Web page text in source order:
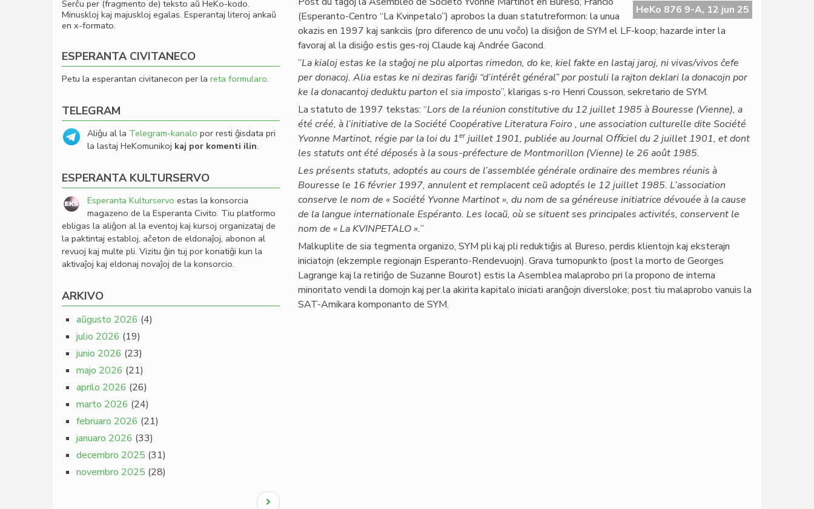
HeKo 876 9-A, 12 jun 25
(Esperanto-Centro “La Kvinpetalo”) aprobos la duan statutreformon: la unua
okazis en 1997 kaj sankciis (pro diferenco de unu voĉo) la disiĝon de SYM el LF-koop; hazarde inter la
favoraj al la disiĝo estis ges-roj Claude kaj Andrée Gacond.
”La kialoj estas ke la staĝoj ne plu alportas rimedon, do ke, kiel fakte en lastaj jaroj, ni vivas/vivos ĉefe
per donacoj. Alia estas ke ni deziras fariĝi “d’intérêt général” por postuli la rajton deklari la donacojn por
ke la donacantoj deduktu parton el sia imposto”, klarigas s-ro Henri Cousson, sekretario de SYM.
La statuto de 1997 tekstas: “Lors de la réunion constitutive du 12 juillet 1985 à Bouresse (Vienne), a
été créé, à l’initiative de la Société Coopérative Literatura Foiro , une association culturelle dite Société
Yvonne Martinot, régie par la loi du 1erjuillet 1901, publiée au Journal Oﬃciel du 2 juillet 1901, et dont
les statuts ont été déposés à la sous-préfecture de Montmorillon (Vienne) le 26 août 1985.
Les présents statuts, adoptés au cours de l’assemblée générale ordinaire des membres réunis à
Bouresse le 16 février 1997, annulent et remplacent ceŭ adoptés le 12 juillet 1985. L’association
conserve le nom de « Société Yvonne Martinot », du nom de sa généreuse initiatrice dévouée à la cause
de la langue internationale Espéranto. Les locaŭ, où se situent ses principales activités, conservent le
nom de « La KVINPETALO ».”
Malkuplite de sia tegmenta organizo, SYM pli kaj pli reduktiĝis al Bureso, perdis klientojn kaj eksterajn
iniciatojn (ekzemple regionajn Esperanto-Rendevuojn). Grava turnopunkto (post la morto de Georges
Lagrange kaj la retiriĝo de Suzanne Bourot) estis la Asemblea malaprobo pri la propono de interna
minoritato vendi la domojn kaj per la akirita kapitalo iniciati aranĝojn diversloke; post tiu malaprobo vanuis la
SAT-Amikara komponanto de SYM.
Serĉu per (fragmento de) teksto aŭ HeKo-kodo.
Minuskloj kaj majuskloj egalas. Esperantaj literoj ankaŭ
en x-formato.
ESPERANTA CIVITANECO
Petu la esperantan civitanecon per la reta formularo.
TELEGRAM
Aliĝu al la Telegram-kanalo por resti ĝisdata pri
la lastaj HeKomunikoj kaj por komenti ilin.
ESPERANTA KULTURSERVO
Esperanta Kulturservo estas la konsorcia
magazeno de la Esperanta Civito. Tiu platformo
ebligas la aliĝon al la eventoj kaj kursoj organizataj de
la paktintaj establoj, aĉeton de eldonaĵoj, abonon al
revuoj kaj multe pli. Vizitu ĝin tuj por konatiĝi kun la
aktivaĵoj kaj eldonaj novaĵoj de la konsorcio.
ARKIVO
aŭgusto 2026 (4)
julio 2026 (19)
junio 2026 (23)
majo 2026 (21)
aprilo 2026 (26)
marto 2026 (24)
februaro 2026 (21)
januaro 2026 (33)
decembro 2025 (31)
novembro 2025 (28)
Next